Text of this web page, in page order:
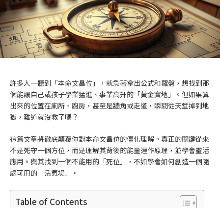
許多人一聽到「本命文昌位」，就急著拿出公式和羅盤，想找到那
個能讓自己或孩子學業猛進、事業高升的「黃金寶地」。但如果算
出來的位置在廁所、廚房，甚至是牆角或走道，瞬間從天堂掉到地
獄，難道就沒救了嗎？
這篇文章將徹底顛覆你對本命文昌位的僵化理解。真正的關鍵從來
不是死守一個方位，而是理解其背後的能量運作原理，並學會靈活
應用。與其找到一個不能用的「死位」，不如學會如何創造一個隨
處可用的「活氣場」。
Table of Contents